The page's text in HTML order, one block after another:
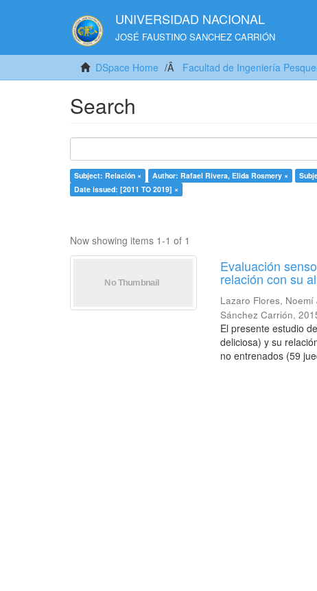
UNIVERSIDAD NACIONAL
JOSÉ FAUSTINO SANCHEZ CARRIÓN
DSpace Home Facultad de Ingeniería
Search
Subject: Relación × Author: Rafael Rivera, Elida Rosmery ×
Date issued: [2011 TO 2019] ×
Now showing items 1-1 of 1
Evaluación
relación con su
Lazaro Flores, Noemí
Sánchez Carrión,
El presente estudio
deliciosa) y su
no entrenados (59